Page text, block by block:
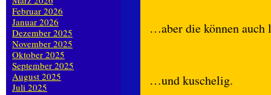
…aber die können auch
…und kuschelig.
Februar 2026
Januar 2026
Dezember 2025
November 2025
Oktober 2025
September 2025
August 2025
Juli 2025